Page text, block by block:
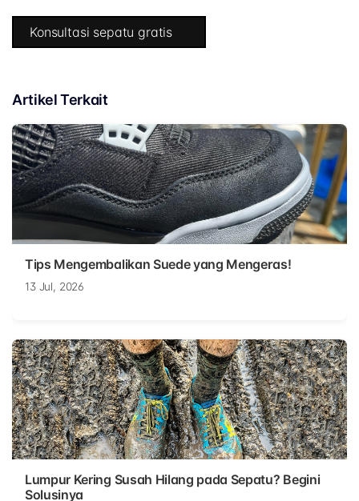
Konsultasi sepatu gratis
Artikel Terkait
Tips Mengembalikan Suede yang Mengeras!
13 Jul, 2026
Lumpur Kering Susah Hilang pada Sepatu? Begini
Solusinya